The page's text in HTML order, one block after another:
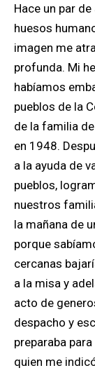
Hace un par de años me encontré con un montón de
huesos
imagen me
profunda. Mi
habíamos
pueblos de la
de la familia
en 1948.
a la ayuda de
pueblos,
nuestros
la mañana de
porque
cercanas
a la misa y
acto de
despacho y
preparaba
quien me